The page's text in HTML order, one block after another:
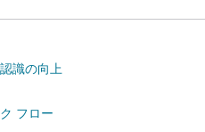
識の向上
フロー